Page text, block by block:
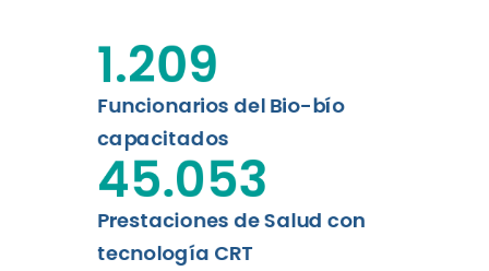
Funcionarios del Bio-bío
capacitados
1.209
Prestaciones de Salud con
tecnología CRT
45.053